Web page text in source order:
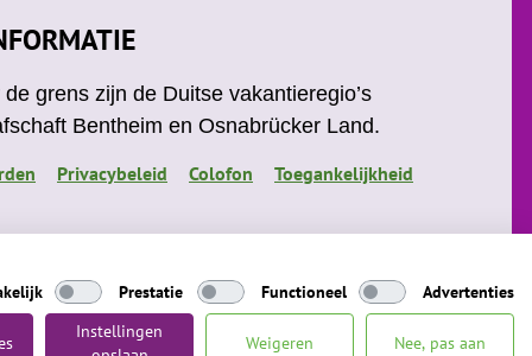
e
e
s
grens zijn de Duitse vakantieregio’s
Bentheim en Osnabrücker Land.
Privacybeleid Colofon Toegankelijkheid
Prestatie Functioneel Advertenties
Instellingen
Weigeren Nee, pas aan